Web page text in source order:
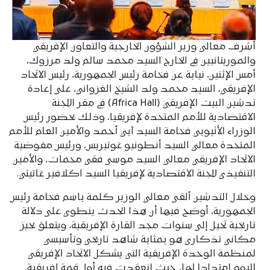
أشرف معالي وزير الشؤون الخارجية والتعاون الإفريقي
والموريتانيين في الخارج السيد محمد سالم ولد مرزوك،
أمس الإثنين، نيابة عن فخامة رئيس الجمهورية، رئيس الاتحاد
الإفريقي، السيد محمد ولد الشيخ الغزواني، على إعادة
تدشين البيت الإفريقي (Africa Hall) في مقر اللجنة
الاقتصادية للأمم المتحدة لإفريقيا، وذلك بحضور رئيس
الوزراء الأثيوبي فخامة السيد آبي أحمد والأمين العام للأمم
المتحدة معالي السيد أنطونيو غوتيريس، ورئيس مفوضية
الاتحاد الإفريقي معالي السيد موسى فقي محمات، والأمين
التنفيذي للجنة الاقتصادية لإفريقيا السيد اكلافير غاتيتي.
وخلال التدشين ألقى معالي الوزير كلمة باسم فخامة رئيس
الجمهورية، أوضح فيها أن هذا الحدث ينطوي على دلالة
تاريخية تحيل إلى سنوات مجد القارة الإفريقية، ويتعلق بحيز
مكاني تذكاري هو بمثابة شاهد تاريخي وتأسيسي
لمنظمة الوحدة الإفريقية التي يشكل الاتحاد الإفريقي